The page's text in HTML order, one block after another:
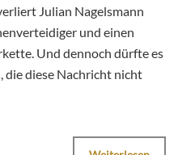
Julian Nagelsmann
und einen
Und dennoch dürfte es
die diese Nachricht nicht